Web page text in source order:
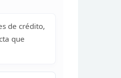
de crédito,
que